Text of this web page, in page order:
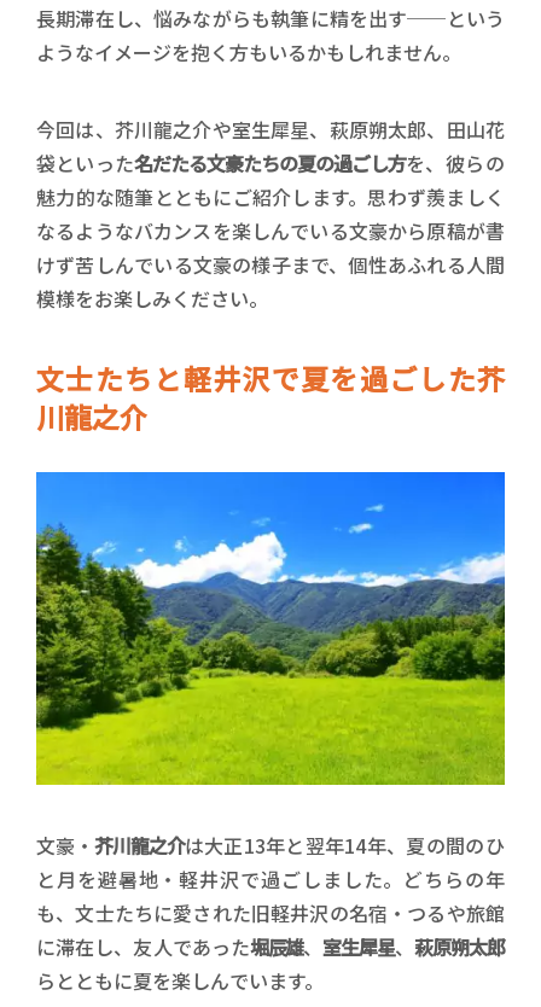
長期滞在し、悩みながらも執筆に精を出す──という
ようなイメージを抱く方もいるかもしれません。
今回は、芥川龍之介や室生犀星、萩原朔太郎、田山花
袋といった名だたる文豪たちの夏の過ごし方を、彼らの
魅力的な随筆とともにご紹介します。思わず羨ましく
なるようなバカンスを楽しんでいる文豪から原稿が書
けず苦しんでいる文豪の様子まで、個性あふれる人間
模様をお楽しみください。
文士たちと軽井沢で夏を過ごした芥
川龍之介
文豪・ 芥川龍之介は大正13年と翌年14年、夏の間のひ
と月を避暑地・軽井沢で過ごしました。どちらの年
も、文士たちに愛された旧軽井沢の名宿・つるや旅館
に滞在し、友人であった堀辰雄、室生犀星、萩原朔太郎
らとともに夏を楽しんでいます。